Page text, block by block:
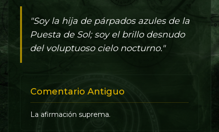
"Soy la hija de párpados azules de la
Puesta de Sol; soy el brillo desnudo
del voluptuoso cielo nocturno."
Comentario Antiguo
La afirmación suprema.